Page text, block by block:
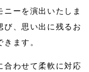
ーを演出いたしま
び、思い出に残るお
ます。
合わせて柔軟に対応